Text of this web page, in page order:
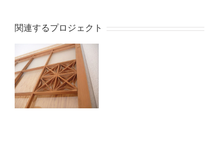
関連するプロジェクト